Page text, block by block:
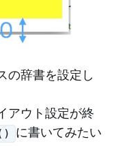
の辞書を設定し
アウト設定が終
に書いてみたい